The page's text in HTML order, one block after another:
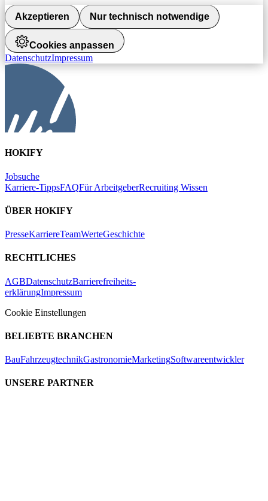
Akzeptieren Nur technisch notwendige
Cookies anpassen
DatenschutzImpressum
HOKIFY
Jobsuche
Karriere-TippsFAQFür ArbeitgeberRecruiting Wissen
ÜBER HOKIFY
PresseKarriereTeamWerteGeschichte
RECHTLICHES
AGBDatenschutzBarrierefreiheits-
erklärungImpressum
Cookie Einstellungen
BELIEBTE BRANCHEN
BauFahrzeugtechnikGastronomieMarketingSoftwareentwickler
UNSERE PARTNER